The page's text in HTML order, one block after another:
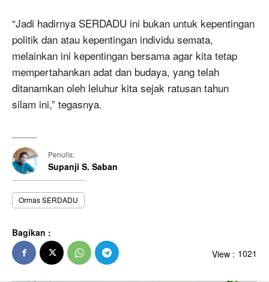
“Jadi hadirnya SERDADU ini bukan untuk kepentingan
politik dan atau kepentingan individu semata,
melainkan ini kepentingan bersama agar kita tetap
mempertahankan adat dan budaya, yang telah
ditanamkan oleh leluhur kita sejak ratusan tahun
silam ini,” tegasnya.
Penulis:
Supanji S. Saban
Ormas SERDADU
Bagikan :
View : 1021